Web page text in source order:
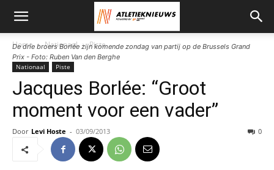
Home Nationaal Piste
De drie broers Borlée zijn komende zondag van partij op de Brussels Grand
Prix - Foto: Ruben Van den Berghe
Nationaal
Piste
Jacques Borlée: “Groot
moment voor een vader”
Door Levi Hoste - 03/09/2013 0